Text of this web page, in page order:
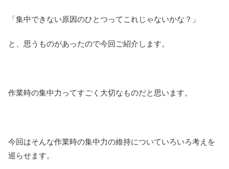
「集中できない原因のひとつってこれじゃないかな？」
と、思うものがあったので今回ご紹介します。
作業時の集中力ってすごく大切なものだと思います。
今回はそんな作業時の集中力の維持についていろいろ考えを
巡らせます。